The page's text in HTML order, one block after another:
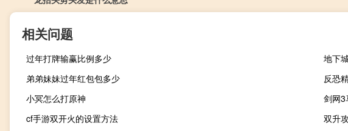
相关问题
过年打牌输赢比例多少
地下
弟弟妹妹过年红包包多少
反恐
小冥怎么打原神
剑网3
cf手游双开火的设置方法
双升